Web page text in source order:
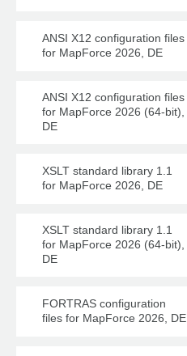
ANSI X12 configuration files
for MapForce 2026, DE
ANSI X12 configuration files
for MapForce 2026 (64-bit),
DE
XSLT standard library 1.1
for MapForce 2026, DE
XSLT standard library 1.1
for MapForce 2026 (64-bit),
DE
FORTRAS configuration
files for MapForce 2026, DE